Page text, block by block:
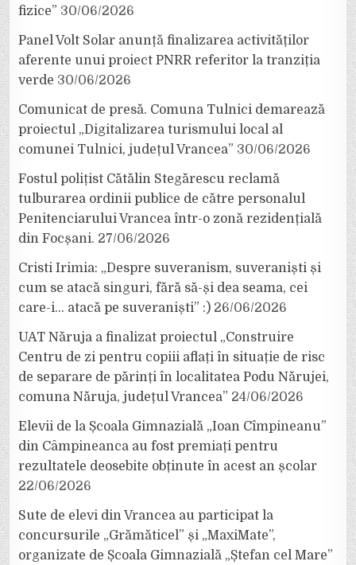
fizice” 30/06/2026
Panel Volt Solar anunță finalizarea activităților
aferente unui proiect PNRR referitor la tranziția
verde 30/06/2026
Comunicat de presă. Comuna Tulnici demarează
proiectul „Digitalizarea turismului local al
comunei Tulnici, județul Vrancea” 30/06/2026
Fostul polițist Cătălin Stegărescu reclamă
tulburarea ordinii publice de către personalul
Penitenciarului Vrancea într-o zonă rezidențială
din Focșani. 27/06/2026
Cristi Irimia: „Despre suveranism, suveraniști și
cum se atacă singuri, fără să-și dea seama, cei
care-i… atacă pe suveraniști” :) 26/06/2026
UAT Năruja a finalizat proiectul „Construire
Centru de zi pentru copiii aflați în situație de risc
de separare de părinți în localitatea Podu Nărujei,
comuna Năruja, județul Vrancea” 24/06/2026
Elevii de la Școala Gimnazială „Ioan Cîmpineanu”
din Câmpineanca au fost premiați pentru
rezultatele deosebite obținute în acest an școlar
22/06/2026
Sute de elevi din Vrancea au participat la
concursurile „Grămăticel” și „MaxiMate”,
organizate de Școala Gimnazială „Ștefan cel Mare”